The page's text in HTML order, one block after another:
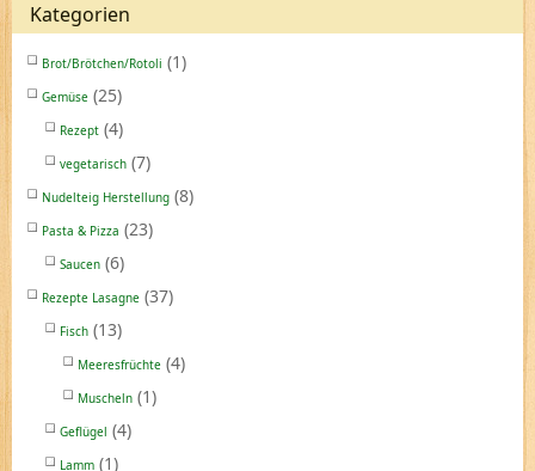
Kategorien
Brot/Brötchen/Rotoli (1)
Gemüse (25)
Rezept (4)
vegetarisch (7)
Nudelteig Herstellung (8)
Pasta & Pizza (23)
Saucen (6)
Rezepte Lasagne (37)
Fisch (13)
Meeresfrüchte (4)
Muscheln (1)
Geflügel (4)
Lamm (1)